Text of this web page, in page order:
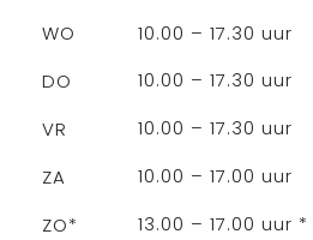
WO
10.00 – 17.30 uur
DO
10.00 – 17.30 uur
VR
10.00 – 17.30 uur
ZA
10.00 – 17.00 uur
ZO*
13.00 – 17.00 uur *